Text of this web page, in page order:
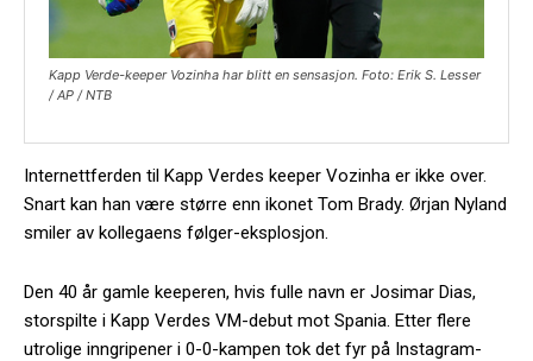
Kapp Verde-keeper Vozinha har blitt en sensasjon. Foto: Erik S. Lesser
/ AP / NTB
Internettferden til Kapp Verdes keeper Vozinha er ikke over.
Snart kan han være større enn ikonet Tom Brady. Ørjan Nyland
smiler av kollegaens følger-eksplosjon.
Den 40 år gamle keeperen, hvis fulle navn er Josimar Dias,
storspilte i Kapp Verdes VM-debut mot Spania. Etter flere
utrolige inngripener i 0-0-kampen tok det fyr på Instagram-